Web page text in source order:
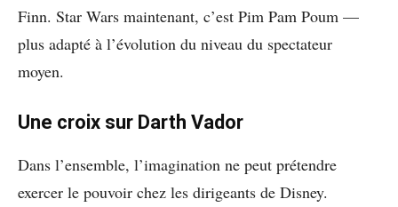
Finn. Star Wars maintenant, c’est Pim Pam Poum —
plus adapté à l’évolution du niveau du spectateur
moyen.
Une croix sur Darth Vador
Dans l’ensemble, l’imagination ne peut prétendre
exercer le pouvoir chez les dirigeants de Disney.